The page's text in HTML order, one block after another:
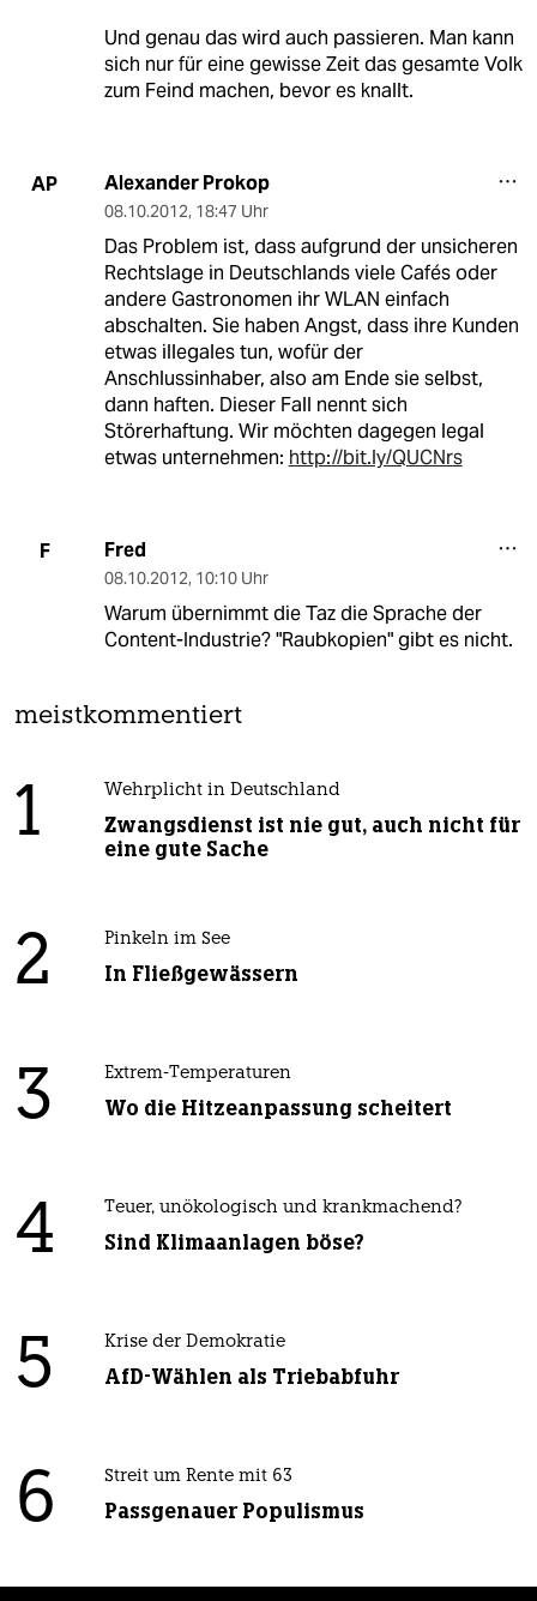
Und genau das wird auch passieren. Man kann
sich nur für eine gewisse Zeit das gesamte Volk
zum Feind machen, bevor es knallt.
AP Alexander Prokop
08.10.2012, 18:47 Uhr
Das Problem ist, dass aufgrund der unsicheren
Rechtslage in Deutschlands viele Cafés oder
andere Gastronomen ihr WLAN einfach
abschalten. Sie haben Angst, dass ihre Kunden
etwas illegales tun, wofür der
Anschlussinhaber, also am Ende sie selbst,
dann haften. Dieser Fall nennt sich
Störerhaftung. Wir möchten dagegen legal
etwas unternehmen: http://bit.ly/QUCNrs
F Fred
08.10.2012, 10:10 Uhr
Warum übernimmt die Taz die Sprache der
Content-Industrie? "Raubkopien" gibt es nicht.
meistkommentiert
1 Wehrplicht in Deutschland
Zwangsdienst ist nie gut, auch nicht für
eine gute Sache
2 Pinkeln im See
In Fließgewässern
3 Extrem-Temperaturen
Wo die Hitzeanpassung scheitert
4 Teuer, unökologisch und krankmachend?
Sind Klimaanlagen böse?
5 Krise der Demokratie
AfD-Wählen als Triebabfuhr
6 Streit um Rente mit 63
Passgenauer Populismus